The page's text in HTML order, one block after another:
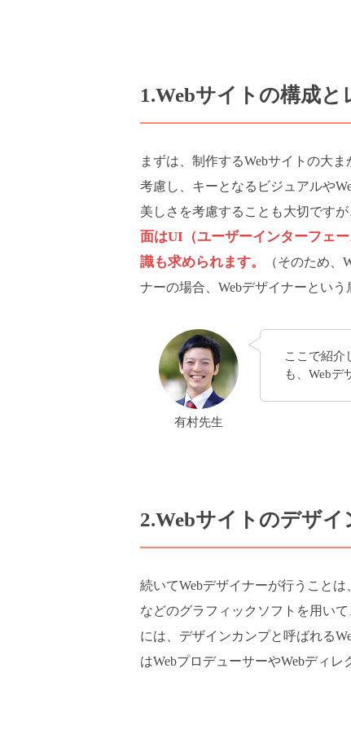
1.Webサイトの構成
まずは、制作するWebサイトの大
考慮し、キーとなるビジュアルや
美しさを考慮することも大切です
面はUI（ユーザーインターフェ
識も求められます。
（そのため
ナーの場合、Webデザイナーとい
有村先生
ここで紹介
も、Webデ
2.Webサイトのデザイ
続いてWebデザイナーが行うこと
などのグラフィックソフトを用い
には、デザインカンプと呼ばれる
はWebプロデューサーやWebディ